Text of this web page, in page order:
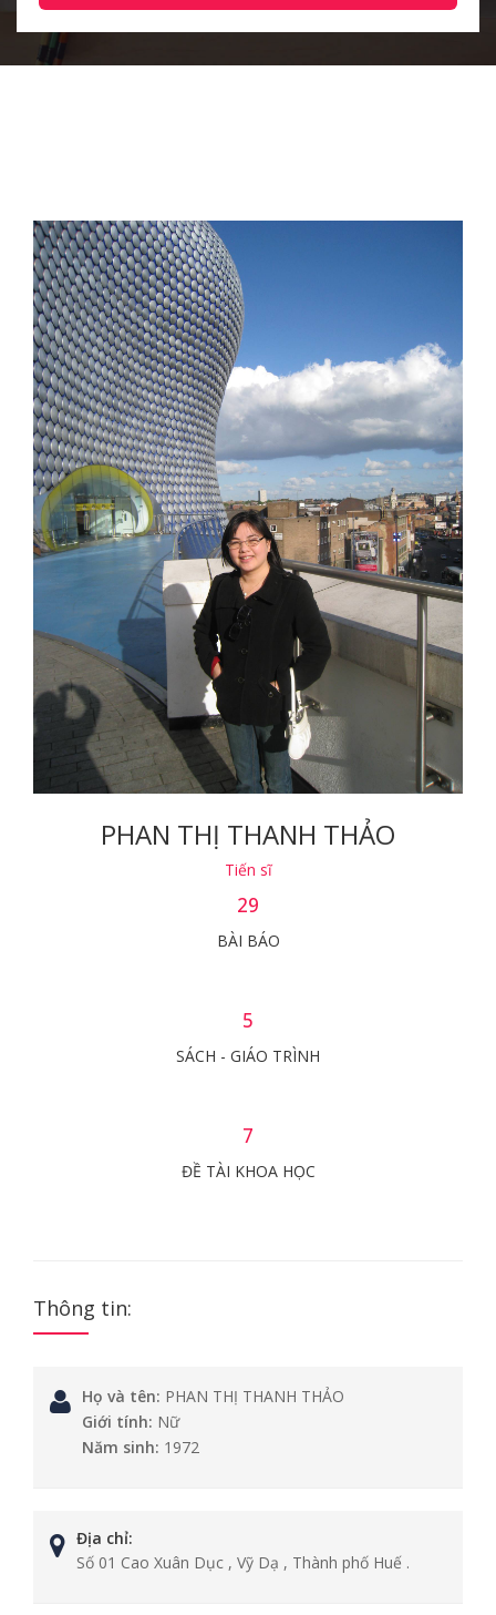
PHAN THỊ THANH THẢO
Tiến sĩ
29
BÀI BÁO
5
SÁCH - GIÁO TRÌNH
7
ĐỀ TÀI KHOA HỌC
Thông tin:
Họ và tên: PHAN THỊ THANH THẢO
Giới tính: Nữ
Năm sinh: 1972
Địa chỉ:
Số 01 Cao Xuân Dục , Vỹ Dạ , Thành phố Huế .